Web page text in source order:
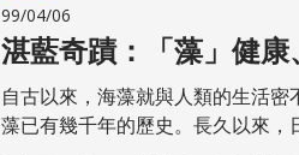
99/04/06
湛藍奇蹟：「藻」健康
自古以來，海藻就與人類的生活
藻已有幾千年的歷史。長久以來，